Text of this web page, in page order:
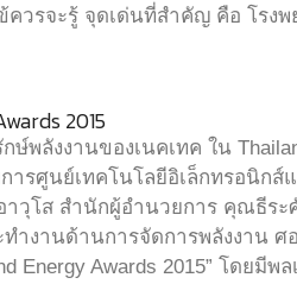
วรจะรู้ จุดเด่นที่สำคัญ คือ โรงพ
2015
พลังงานของเนคเทค ใน
รศูนย์เทคโนโลยีอิเล็กทรอนิกส์
วุโส สำนักผู้อำนวยการ คุณธีระ
งานด้านการจัดการพลังงาน ศ
Energy Awards 2015” โดยมี